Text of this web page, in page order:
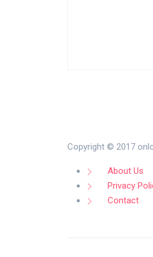
Copyright © 2017
About Us
Privacy
Contact